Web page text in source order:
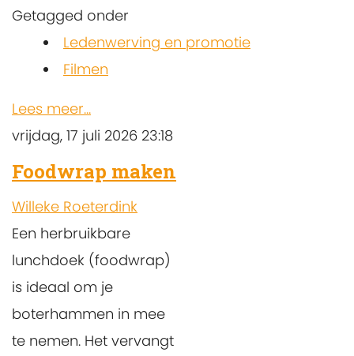
Getagged onder
Ledenwerving en promotie
Filmen
Lees meer...
vrijdag, 17 juli 2026 23:18
Foodwrap maken
Willeke Roeterdink
Een herbruikbare
lunchdoek (foodwrap)
is ideaal om je
boterhammen in mee
te nemen. Het vervangt